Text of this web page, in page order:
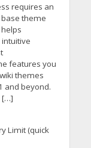
requires an
theme
features you
themes
and beyond.
[…]
Limit (quick